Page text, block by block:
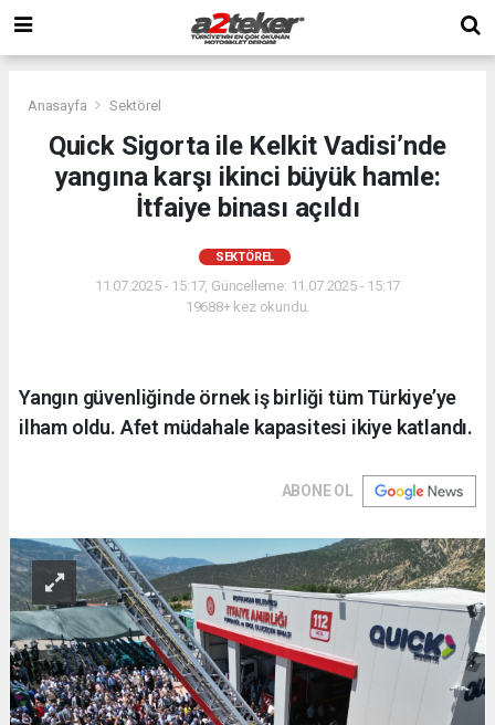
Anasayfa Sektörel
Quick Sigorta ile Kelkit Vadisi’nde
yangına karşı ikinci büyük hamle:
İtfaiye binası açıldı
SEKTÖREL
11.07.2025 - 15:17, Güncelleme: 11.07.2025 - 15:17
19688+ kez okundu.
Yangın güvenliğinde örnek iş birliği tüm Türkiye’ye
ilham oldu. Afet müdahale kapasitesi ikiye katlandı.
ABONE OL